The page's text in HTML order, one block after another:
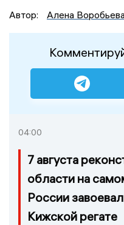
Автор:
Алена
04:00
7 августа
области на
России
Кижской регате